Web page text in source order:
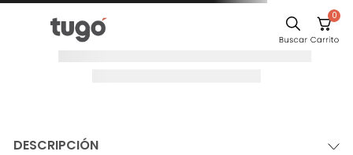
0
DESCRIPCIÓN